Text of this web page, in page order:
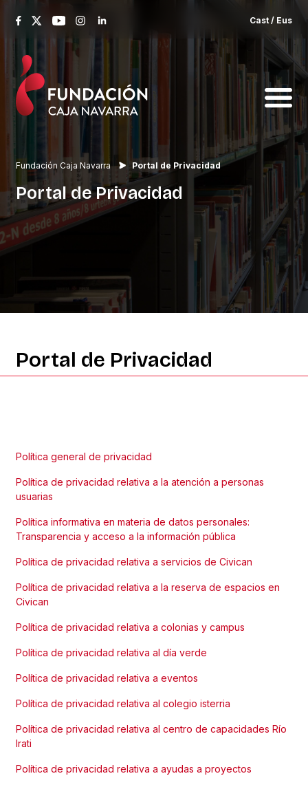
Cast / Eus
Fundación Caja Navarra Portal de Privacidad
Portal de Privacidad
Portal de Privacidad
Política general de privacidad
Política de privacidad relativa a la atención a personas
usuarias
Política informativa en materia de datos personales:
Transparencia y acceso a la información pública
Política de privacidad relativa a servicios de Civican
Política de privacidad relativa a la reserva de espacios en
Civican
Política de privacidad relativa a colonias y campus
Política de privacidad relativa al día verde
Política de privacidad relativa a eventos
Política de privacidad relativa al colegio isterria
Política de privacidad relativa al centro de capacidades Río
Irati
Política de privacidad relativa a ayudas a proyectos